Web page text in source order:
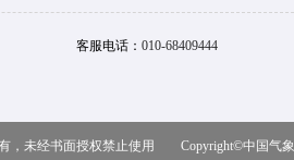
客服电话： 010-68409444
，未经书面授权禁止使用 Copyright©中国气